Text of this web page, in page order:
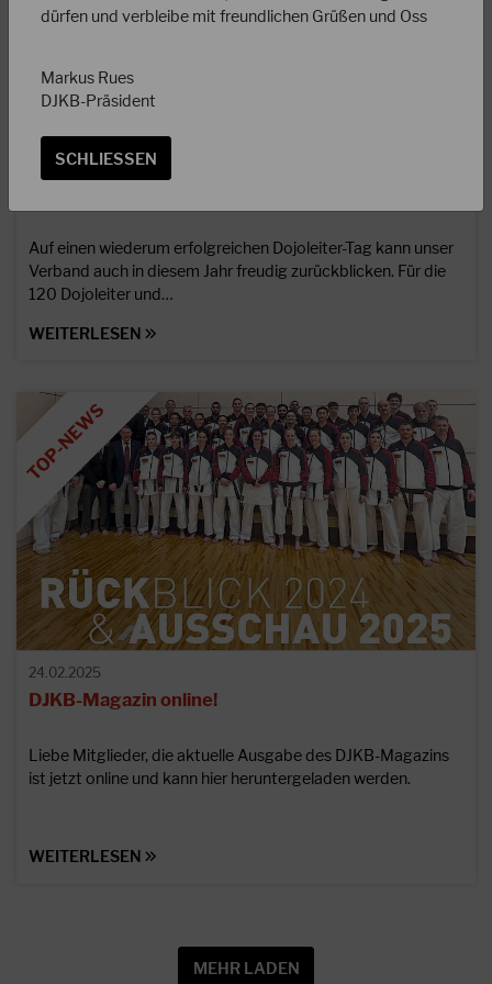
25.03.2025
Auf einen wiederum erfolgreichen Dojoleiter-Tag kann unser
Verband auch in diesem Jahr freudig zurückblicken. Für die
120 Dojoleiter und…
WEITERLESEN
24.02.2025
DJKB-Magazin online!
Liebe Mitglieder, die aktuelle Ausgabe des DJKB-Magazins
ist jetzt online und kann hier heruntergeladen werden.
WEITERLESEN
MEHR LADEN
dürfen und verbleibe mit freundlichen Grüßen und Oss
Markus Rues
DJKB-Präsident
SCHLIESSEN